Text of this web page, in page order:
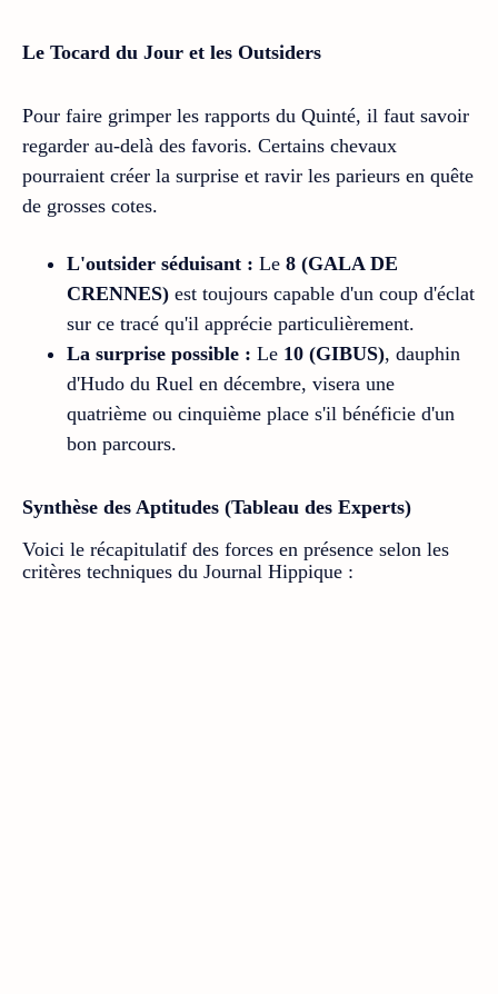
Le Tocard du Jour et les Outsiders
Pour faire grimper les rapports du Quinté, il faut savoir
regarder au-delà des favoris. Certains chevaux
pourraient créer la surprise et ravir les parieurs en quête
de grosses cotes.
L'outsider séduisant : Le 8 (GALA DE
CRENNES) est toujours capable d'un coup d'éclat
sur ce tracé qu'il apprécie particulièrement.
La surprise possible : Le 10 (GIBUS), dauphin
d'Hudo du Ruel en décembre, visera une
quatrième ou cinquième place s'il bénéficie d'un
bon parcours.
Synthèse des Aptitudes (Tableau des Experts)
Voici le récapitulatif des forces en présence selon les
critères techniques du Journal Hippique :